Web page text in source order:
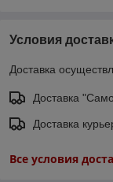
Условия
Доставка
Доставка
Доставка
Все условия